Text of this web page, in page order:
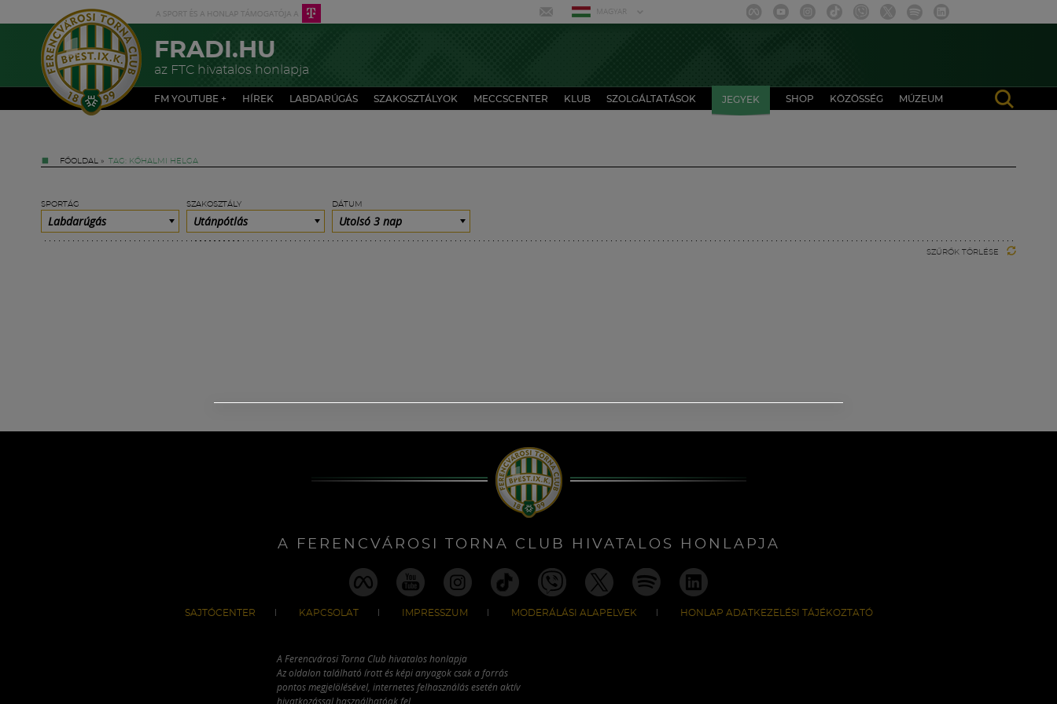
MAGYAR
FRADI.HU
az FTC hivatalos honlapja
FM YOUTUBE + HÍREK LABDARÚGÁS SZAKOSZTÁLYOK MECCSCENTER KLUB SZOLGÁLTATÁSOK JEGYEK SHOP KÖZÖSSÉG MÚZEUM
FŐOLDAL » TAG: KŐHALMI HELGA
SPORTÁG
Labdarúgás
SZAKOSZTÁLY
Utánpótlás
DÁTUM
Utolsó 3 nap
SZŰRŐK TÖRLÉSE
A FERENCVÁROSI TORNA CLUB HIVATALOS HONLAPJA
SAJTÓCENTER KAPCSOLAT IMPRESSZUM MODERÁLÁSI ALAPELVEK HONLAP ADATKEZELÉSI TÁJÉKOZTATÓ
A Ferencvárosi Torna Club hivatalos honlapja
Az oldalon található írott és képi anyagok csak a forrás
pontos megjelölésével, internetes felhasználás esetén aktív
hivatkozással használhatóak fel.